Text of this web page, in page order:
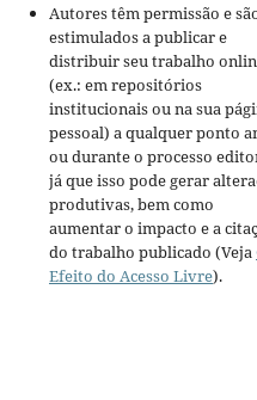
Autores têm permissão e
estimulados a publicar e
distribuir seu trabalho
(ex.: em repositórios
institucionais ou na sua
pessoal) a qualquer ponto
ou durante o processo
já que isso pode gerar
produtivas, bem como
aumentar o impacto e a
do trabalho publicado (Veja
Efeito do Acesso Livre).